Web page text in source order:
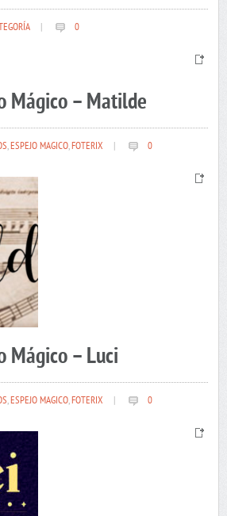
0
Mágico – Matilde
,ESPEJO MAGICO,FOTERIX 0
Mágico – Luci
,ESPEJO MAGICO,FOTERIX 0